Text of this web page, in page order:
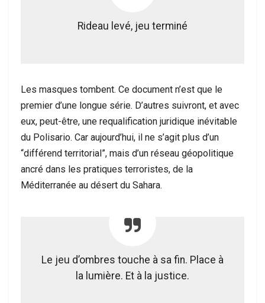
Rideau levé, jeu terminé
Les masques tombent. Ce document n’est que le
premier d’une longue série. D’autres suivront, et avec
eux, peut-être, une requalification juridique inévitable
du Polisario. Car aujourd’hui, il ne s’agit plus d’un
“différend territorial”, mais d’un réseau géopolitique
ancré dans les pratiques terroristes, de la
Méditerranée au désert du Sahara.
Le jeu d’ombres touche à sa fin. Place à
la lumière. Et à la justice.